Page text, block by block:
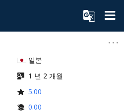
일본
1 년 2 개월
5.00
0.00